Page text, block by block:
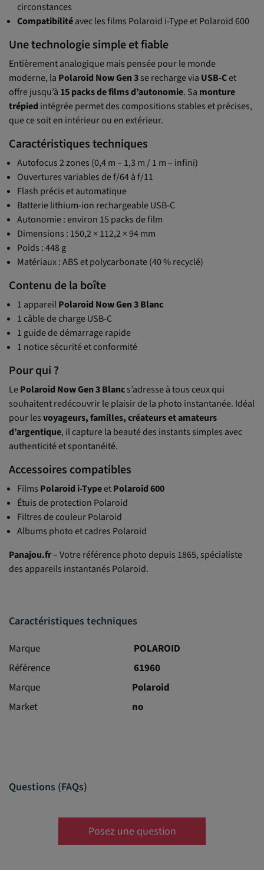
circonstances
Compatibilitéavec les films Polaroid i-Type et Polaroid 600
Une technologie simple et fiable
Entièrement analogique mais pensée pour le monde
moderne, la Polaroid Now Gen 3se recharge via USB-Cet
offre jusqu’à 15 packs de films d’autonomie. Sa monture
trépied intégrée permet des compositions stables et précises,
que ce soit en intérieur ou en extérieur.
Caractéristiques techniques
Autofocus 2 zones (0,4 m – 1,3 m / 1 m – infini)
Ouvertures variables de f/64 à f/11
Flash précis et automatique
Batterie lithium-ion rechargeable USB-C
Autonomie : environ 15 packs de film
Dimensions : 150,2 × 112,2 × 94 mm
Poids : 448 g
Matériaux : ABS et polycarbonate (40 % recyclé)
Contenu de la boîte
1 appareilPolaroid Now Gen 3 Blanc
1 câble de charge USB-C
1 guide de démarrage rapide
1 notice sécurité et conformité
Pour qui ?
LePolaroid Now Gen 3 Blancs’adresse à tous ceux qui
souhaitent redécouvrir le plaisir de la photo instantanée. Idéal
pour lesvoyageurs, familles, créateurs et amateurs
d’argentique, il capture la beauté des instants simples avec
authenticité et spontanéité.
Accessoires compatibles
Films Polaroid i-TypeetPolaroid 600
Étuis de protection Polaroid
Filtres de couleur Polaroid
Albums photo et cadres Polaroid
Panajou.fr– Votre référence photo depuis 1865, spécialiste
des appareils instantanés Polaroid.
Caractéristiques techniques
Marque
POLAROID
Référence
61960
Marque
Polaroid
Market
no
Questions (FAQs)
Posez une question